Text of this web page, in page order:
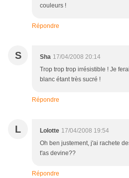
couleurs !
Répondre
S Sha 17/04/2008 20:14
Trop trop trop irrésistible ! Je
blanc étant très sucré !
Répondre
L Lolotte 17/04/2008 19:54
Oh ben justement, j'ai rachete
t'as devine??
Répondre